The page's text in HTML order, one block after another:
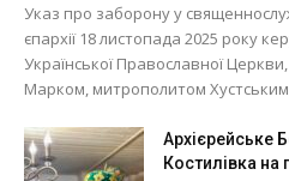
Указ про заборону у
єпархії 18 листопада 2025 року
Української Православної
Марком, митрополитом Хустським
Архієрейське
Костилівка на